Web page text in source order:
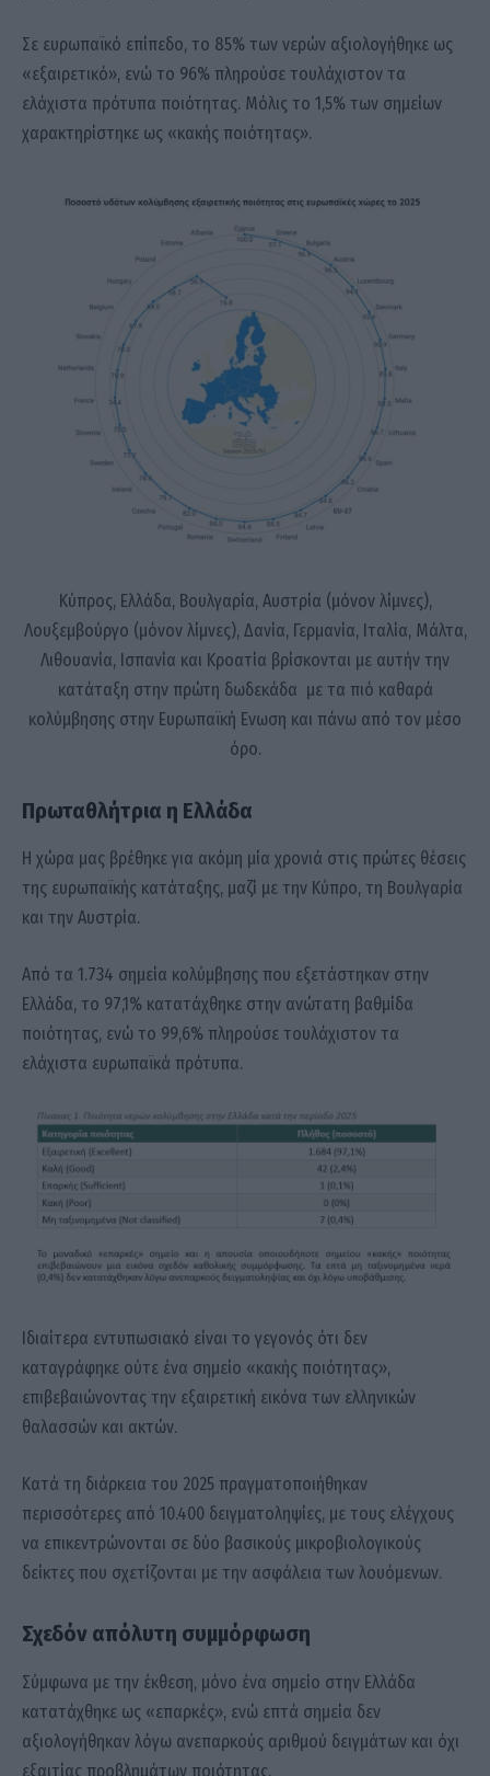
Σε ευρωπαϊκό επίπεδο, το 85% των νερών αξιολογήθηκε ως
«εξαιρετικό», ενώ το 96% πληρούσε τουλάχιστον τα
ελάχιστα πρότυπα ποιότητας. Μόλις το 1,5% των σημείων
χαρακτηρίστηκε ως «κακής ποιότητας».
Κύπρος, Ελλάδα, Βουλγαρία, Αυστρία (μόνον λίμνες),
Λουξεμβούργο (μόνον λίμνες), Δανία, Γερμανία, Ιταλία, Μάλτα,
Λιθουανία, Ισπανία και Κροατία βρίσκονται με αυτήν την
κατάταξη στην πρώτη δωδεκάδα με τα πιό καθαρά
κολύμβησης στην Ευρωπαϊκή Ενωση και πάνω από τον μέσο
όρο.
Πρωταθλήτρια η Ελλάδα
Η χώρα μας βρέθηκε για ακόμη μία χρονιά στις πρώτες θέσεις
της ευρωπαϊκής κατάταξης, μαζί με την Κύπρο, τη Βουλγαρία
και την Αυστρία.
Από τα 1.734 σημεία κολύμβησης που εξετάστηκαν στην
Ελλάδα, το 97,1% κατατάχθηκε στην ανώτατη βαθμίδα
ποιότητας, ενώ το 99,6% πληρούσε τουλάχιστον τα
ελάχιστα ευρωπαϊκά πρότυπα.
Ιδιαίτερα εντυπωσιακό είναι το γεγονός ότι δεν
καταγράφηκε ούτε ένα σημείο «κακής ποιότητας»,
επιβεβαιώνοντας την εξαιρετική εικόνα των ελληνικών
θαλασσών και ακτών.
Κατά τη διάρκεια του 2025 πραγματοποιήθηκαν
περισσότερες από 10.400 δειγματοληψίες, με τους ελέγχους
να επικεντρώνονται σε δύο βασικούς μικροβιολογικούς
δείκτες που σχετίζονται με την ασφάλεια των λουόμενων.
Σχεδόν απόλυτη συμμόρφωση
Σύμφωνα με την έκθεση, μόνο ένα σημείο στην Ελλάδα
κατατάχθηκε ως «επαρκές», ενώ επτά σημεία δεν
αξιολογήθηκαν λόγω ανεπαρκούς αριθμού δειγμάτων και όχι
εξαιτίας προβλημάτων ποιότητας.